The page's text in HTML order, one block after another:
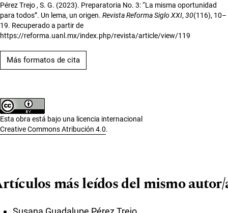
Pérez Trejo , S. G. (2023). Preparatoria No. 3: “La misma oportunidad
para todos”. Un lema, un origen. Revista Reforma Siglo XXI, 30(116), 10–
19. Recuperado a partir de
https://reforma.uanl.mx/index.php/revista/article/view/119
Más formatos de cita
Esta obra está bajo una licencia internacional
Creative Commons Atribución 4.0.
más leídos del mismo